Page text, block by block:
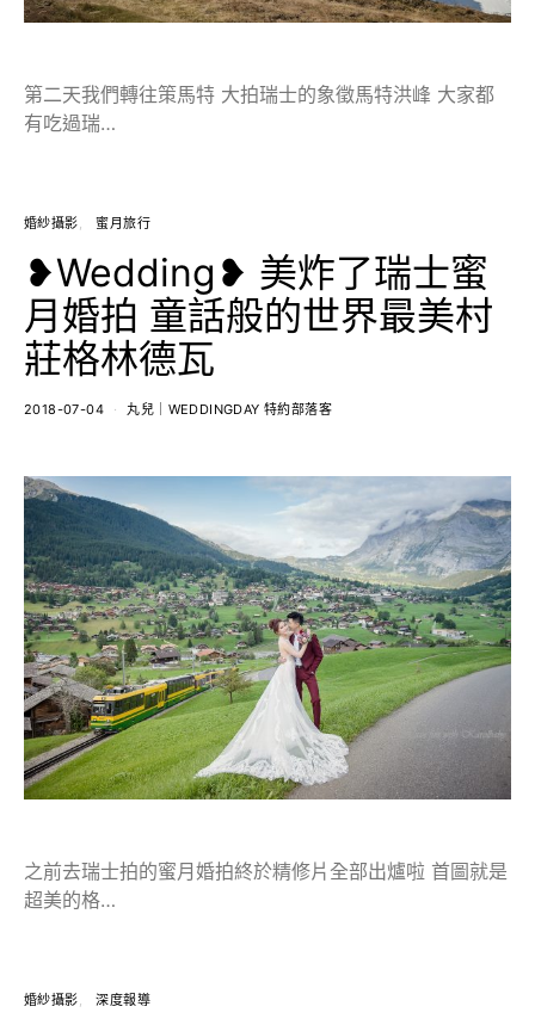
第二天我們轉往策馬特 大拍瑞士的象徵馬特洪峰 大家都
有吃過瑞…
婚紗攝影 蜜月旅行
❥Wedding❥ 美炸了瑞士蜜
月婚拍 童話般的世界最美村
莊格林德瓦
2018-07-04 丸兒｜WEDDINGDAY 特約部落客
之前去瑞士拍的蜜月婚拍終於精修片全部出爐啦 首圖就是
超美的格…
婚紗攝影 深度報導